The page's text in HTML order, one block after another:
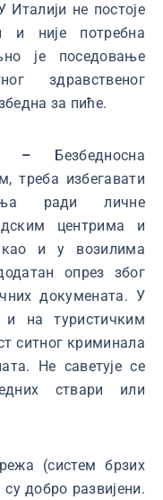
Италији не постоје
и није потребна
је поседовање
здравственог
за пиће.
–Безбедносна
треба избегавати
ради личне
центрима и
као и у возилима
опрез због
докумената. У
и на туристичким
ситног криминала
Не саветује се
ствари или
(систем брзих
добро развијени.